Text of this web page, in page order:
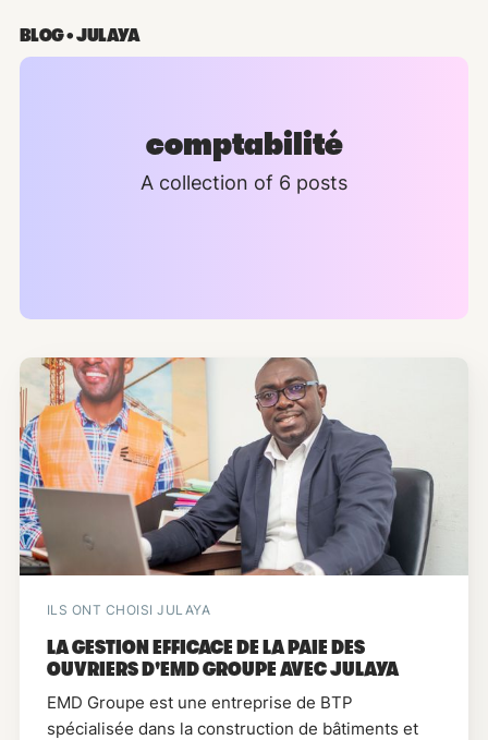
BLOG • JULAYA
comptabilité
A collection of 6 posts
ILS ONT CHOISI JULAYA
LA GESTION EFFICACE DE LA PAIE DES
OUVRIERS D'EMD GROUPE AVEC JULAYA
EMD Groupe est une entreprise de BTP
spécialisée dans la construction de bâtiments et